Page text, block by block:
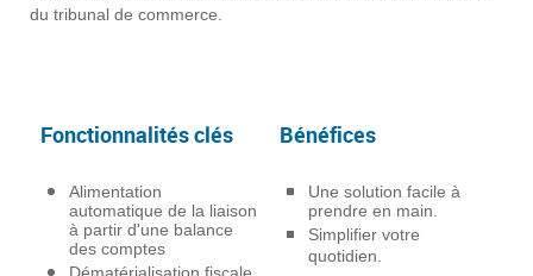
du tribunal de commerce.
Fonctionnalités clés
Alimentation
automatique de la liaison
à partir d'une balance
des comptes
Bénéfices
Une solution facile à
prendre en main.
Simplifier votre
quotidien.